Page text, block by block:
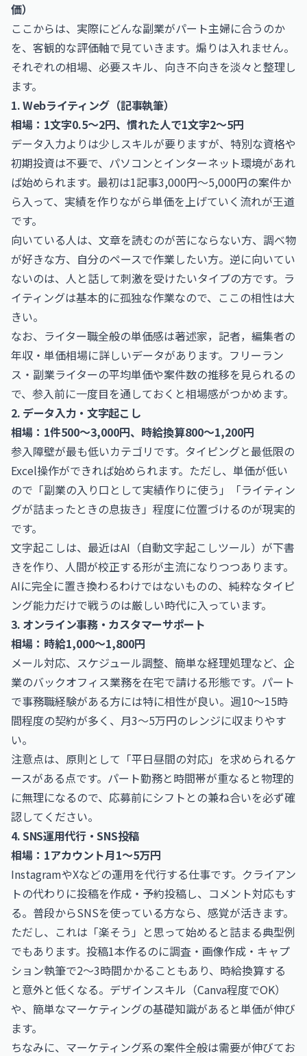
価）
ここからは、実際にどんな副業がパート主婦に合うのか
を、客観的な評価軸で見ていきます。煽りは入れません。
それぞれの相場、必要スキル、向き不向きを淡々と整理し
ます。
1. Webライティング（記事執筆）
相場：1文字0.5〜2円、慣れた人で1文字2〜5円
データ入力よりは少しスキルが要りますが、特別な資格や
初期投資は不要で、パソコンとインターネット環境があれ
ば始められます。最初は1記事3,000円〜5,000円の案件か
ら入って、実績を作りながら単価を上げていく流れが王道
です。
向いている人は、文章を読むのが苦にならない方、調べ物
が好きな方、自分のペースで作業したい方。逆に向いてい
ないのは、人と話して刺激を受けたいタイプの方です。ラ
イティングは基本的に孤独な作業なので、ここの相性は大
きい。
なお、ライター職全般の単価感は著述家，記者，編集者の
年収・単価相場に詳しいデータがあります。フリーラン
ス・副業ライターの平均単価や案件数の推移を見られるの
で、参入前に一度目を通しておくと相場感がつかめます。
2. データ入力・文字起こし
相場：1件500〜3,000円、時給換算800〜1,200円
参入障壁が最も低いカテゴリです。タイピングと最低限の
Excel操作ができれば始められます。ただし、単価が低い
ので「副業の入り口として実績作りに使う」「ライティン
グが詰まったときの息抜き」程度に位置づけるのが現実的
です。
文字起こしは、最近はAI（自動文字起こしツール）が下書
きを作り、人間が校正する形が主流になりつつあります。
AIに完全に置き換わるわけではないものの、純粋なタイピ
ング能力だけで戦うのは厳しい時代に入っています。
3. オンライン事務・カスタマーサポート
相場：時給1,000〜1,800円
メール対応、スケジュール調整、簡単な経理処理など、企
業のバックオフィス業務を在宅で請ける形態です。パート
で事務職経験がある方には特に相性が良い。週10〜15時
間程度の契約が多く、月3〜5万円のレンジに収まりやす
い。
注意点は、原則として「平日昼間の対応」を求められるケ
ースがある点です。パート勤務と時間帯が重なると物理的
に無理になるので、応募前にシフトとの兼ね合いを必ず確
認してください。
4. SNS運用代行・SNS投稿
相場：1アカウント月1〜5万円
InstagramやXなどの運用を代行する仕事です。クライアン
トの代わりに投稿を作成・予約投稿し、コメント対応もす
る。普段からSNSを使っている方なら、感覚が活きます。
ただし、これは「楽そう」と思って始めると詰まる典型例
でもあります。投稿1本作るのに調査・画像作成・キャプ
ション執筆で2〜3時間かかることもあり、時給換算する
と意外と低くなる。デザインスキル（Canva程度でOK）
や、簡単なマーケティングの基礎知識があると単価が伸び
ます。
ちなみに、マーケティング系の案件全般は需要が伸びてお